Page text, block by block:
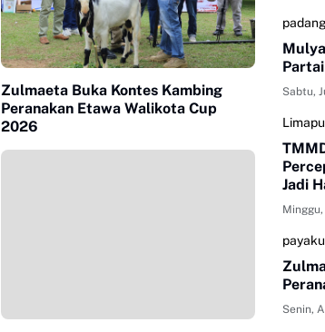
Zulmaeta Buka Kontes Kambing
Peranakan Etawa Walikota Cup
2026
Sabtu,
Jadi
Senin,